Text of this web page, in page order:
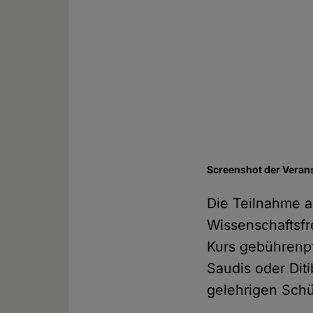
Screenshot der
Die Teilnahme
Kurs
Saudis oder
gelehrigen